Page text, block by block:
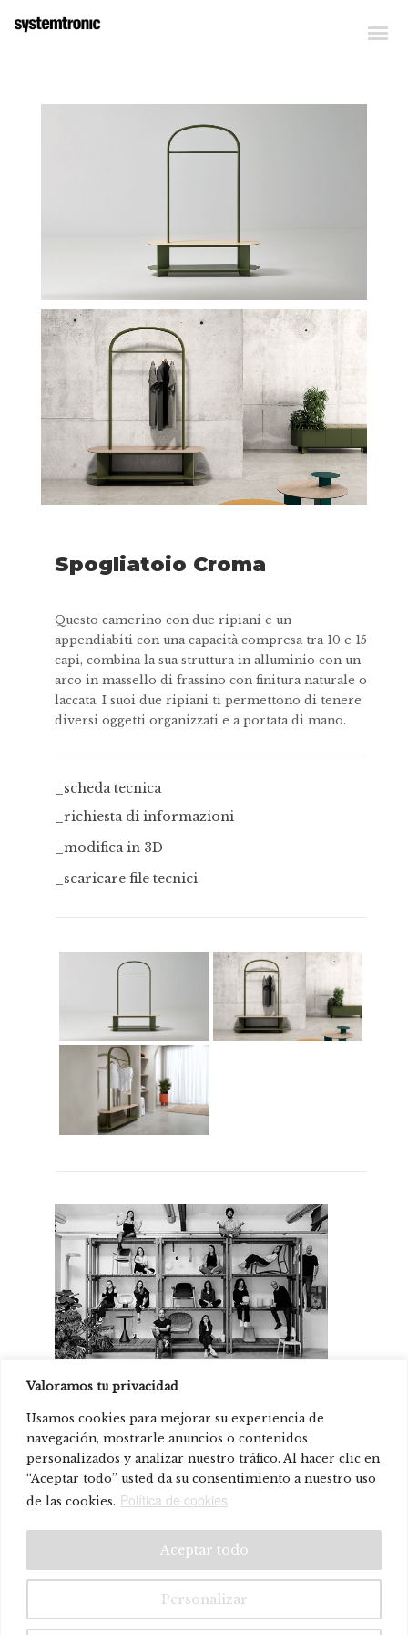
Valoramos tu privacidad
Usamos cookies para mejorar su experiencia de
navegación, mostrarle anuncios o contenidos
personalizados y analizar nuestro tráfico. Al hacer clic en
“Aceptar todo” usted da su consentimiento a nuestro uso
de las cookies. Política de cookies
Personalizar
Aceptar todo
Spogliatoio Croma
Questo camerino con due ripiani e un
appendiabiti con una capacità compresa tra 10 e 15
capi, combina la sua struttura in alluminio con un
arco in massello di frassino con finitura naturale o
laccata. I suoi due ripiani ti permettono di tenere
diversi oggetti organizzati e a portata di mano.
_scheda tecnica
_richiesta di informazioni
_modifica in 3D
_scaricare file tecnici
Lagranja Design
Prodotto presente in:
Onix Fira Barcelona